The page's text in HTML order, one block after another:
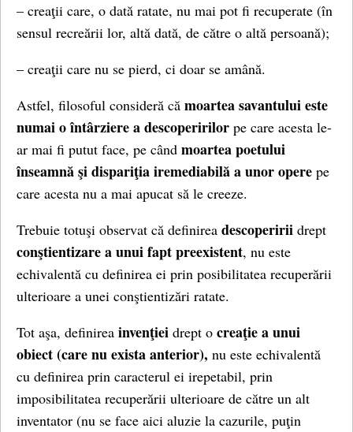
– creaţii care, o dată ratate, nu mai pot fi recuperate (în
sensul recreării lor, altă dată, de către o altă persoană);
– creaţii care nu se pierd, ci doar se amână.
Astfel, filosoful consideră că moartea savantului este
numai o întârziere a descoperirilor pe care acesta le-
ar mai fi putut face, pe când moartea poetului
înseamnă şi dispariţia iremediabilă a unor opere pe
care acesta nu a mai apucat să le creeze.
Trebuie totuşi observat că definirea descoperirii drept
conştientizare a unui fapt preexistent, nu este
echivalentă cu definirea ei prin posibilitatea recuperării
ulterioare a unei conştientizări ratate.
Tot aşa, definirea invenţiei drept o creaţie a unui
obiect (care nu exista anterior), nu este echivalentă
cu definirea prin caracterul ei irepetabil, prin
imposibilitatea recuperării ulterioare de către un alt
inventator (nu se face aici aluzie la cazurile, puţin